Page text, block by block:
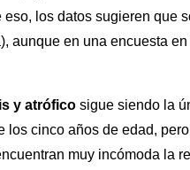
eso, los datos sugieren que
aunque en una encuesta
y atrófico sigue siendo la
los cinco años de edad,
muy incómoda la